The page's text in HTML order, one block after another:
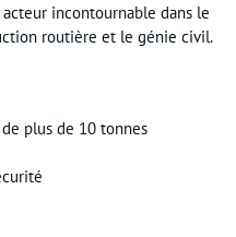
incontournable dans le
routière et le génie civil.
plus de 10 tonnes